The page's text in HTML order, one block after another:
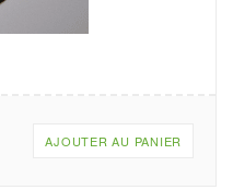
AJOUTER AU PANIER